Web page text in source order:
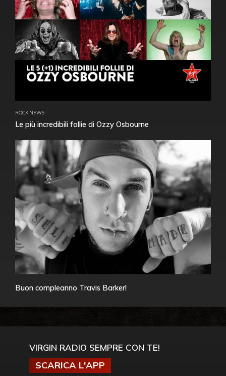
ROCK NEWS
Le più incredibili follie di Ozzy Osbourne
Buon compleanno Travis Barker!
VIRGIN RADIO SEMPRE CON TE!
SCARICA L'APP